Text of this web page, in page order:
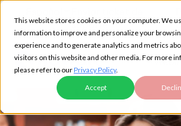
This website stores cookies on your computer. We
information to improve and personalize your
experience and to generate analytics and metrics
visitors on this website and other media. For more
please refer to ourPrivacy Policy.
Accept
soporte